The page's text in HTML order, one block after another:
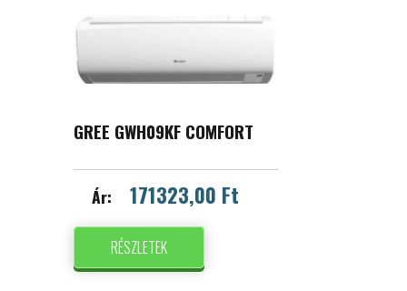
GREE GWH09KF COMFORT
Ár: 171323,00 Ft
RÉSZLETEK